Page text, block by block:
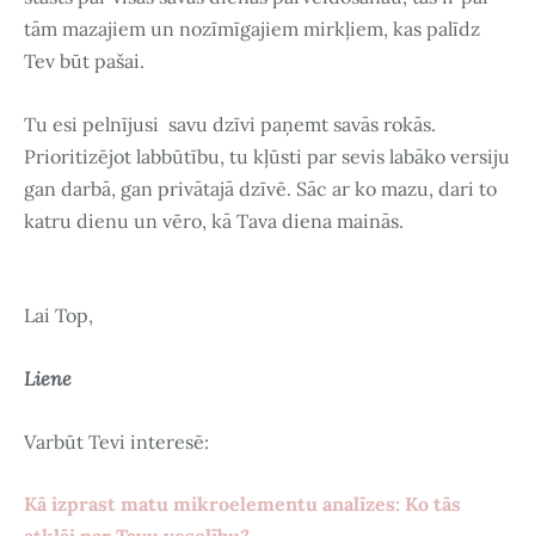
tām mazajiem un nozīmīgajiem mirkļiem, kas palīdz
Tev būt pašai.
Tu esi pelnījusi savu dzīvi paņemt savās rokās.
Prioritizējot labbūtību, tu kļūsti par sevis labāko versiju
gan darbā, gan privātajā dzīvē. Sāc ar ko mazu, dari to
katru dienu un vēro, kā Tava diena mainās.
Lai Top,
Liene
Varbūt Tevi interesē:
Kā izprast matu mikroelementu analīzes: Ko tās